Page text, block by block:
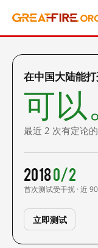
在中国大陆能
可以
最近 2 次有定论
2018
首次测试
0/2
受干扰 · 近
立即测试